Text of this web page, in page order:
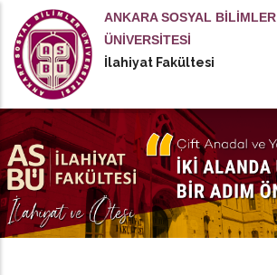
içeriğe
atla
ANKARA SOSYAL BİLİMLER
ÜNİVERSİTESİ
İlahiyat Fakültesi